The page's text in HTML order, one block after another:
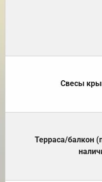
Свесы
Терраса/балкон